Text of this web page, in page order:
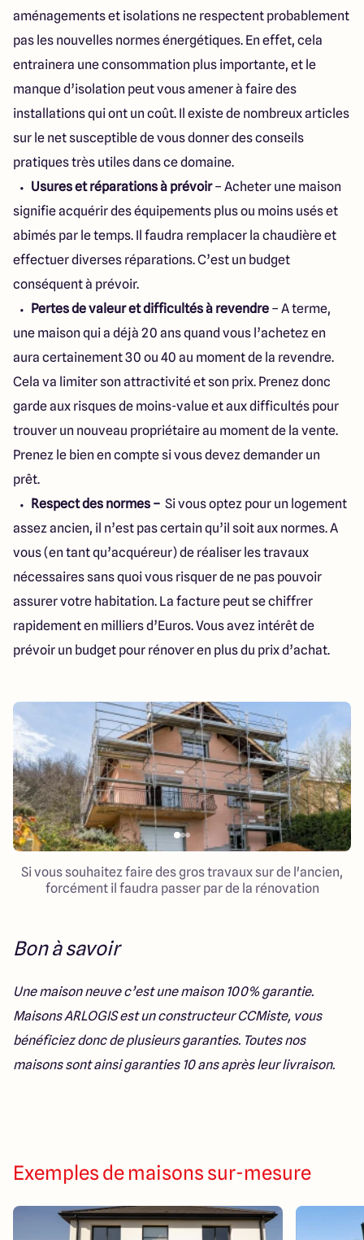
aménagements et isolations ne respectent probablement
pas les nouvelles normes énergétiques. En effet, cela
entrainera une consommation plus importante, et le
manque d’isolation peut vous amener à faire des
installations qui ont un coût. Il existe de nombreux articles
sur le net susceptible de vous donner des conseils
pratiques très utiles dans ce domaine.
Usures et réparations à prévoir– Acheter une maison
signifie acquérir des équipements plus ou moins usés et
abimés par le temps. Il faudra remplacer la chaudière et
effectuer diverses réparations. C’est un budget
conséquent à prévoir.
Pertes de valeur et difficultés à revendre – A terme,
une maison qui a déjà 20 ans quand vous l’achetez en
aura certainement 30 ou 40 au moment de la revendre.
Cela va limiter son attractivité et son prix. Prenez donc
garde aux risques de moins-value et aux difficultés pour
trouver un nouveau propriétaire au moment de la vente.
Prenez le bien en compte si vous devez demander un
prêt.
Respect des normes – Si vous optez pour un logement
assez ancien, il n’est pas certain qu’il soit aux normes. A
vous (en tant qu’acquéreur) de réaliser les travaux
nécessaires sans quoi vous risquer de ne pas pouvoir
assurer votre habitation. La facture peut se chiffrer
rapidement en milliers d’Euros. Vous avez intérêt de
prévoir un budget pour rénover en plus du prix d’achat.
Si vous souhaitez faire des gros travaux sur de l'ancien,
forcément il faudra passer par de la rénovation
Bon à savoir
Une maison neuve c’est une maison 100% garantie.
Maisons ARLOGIS est un constructeur CCMiste, vous
bénéficiez donc de plusieurs garanties. Toutes nos
maisons sont ainsi garanties 10 ans après leur livraison.
Exemples de maisons sur-mesure